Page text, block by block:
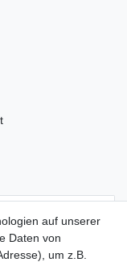
auf unserer
Daten von
um z.B.